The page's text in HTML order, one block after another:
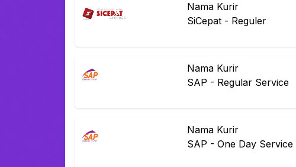
Nama Kurir
SiCepat - Reguler
Nama Kurir
SAP - Regular Service
Nama Kurir
SAP - One Day Service